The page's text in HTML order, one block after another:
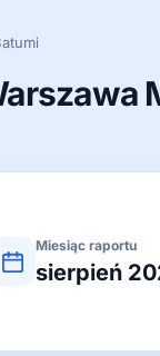
Miesiąc raportu
sierpień